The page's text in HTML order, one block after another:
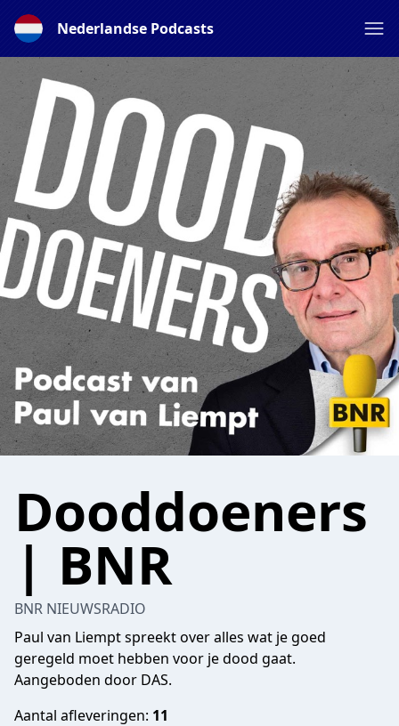
Nederlandse Podcasts
Dooddoeners
| BNR
BNR NIEUWSRADIO
Paul van Liempt spreekt over alles wat je goed
geregeld moet hebben voor je dood gaat.
Aangeboden door DAS.
Aantal afleveringen: 11